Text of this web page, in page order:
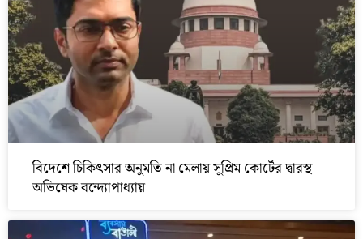
বিদেশে চিকিৎসার অনুমতি না মেলায় সুপ্রিম কোর্টের দ্বারস্থ
অভিষেক বন্দ্যোপাধ্যায়